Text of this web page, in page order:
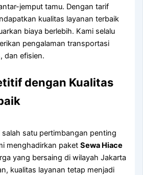
jemput tamu. Dengan tarif
kualitas layanan terbaik
biaya berlebih. Kami selalu
pengalaman transportasi
dan efisien.
dengan Kualitas
satu pertimbangan penting
menghadirkan paketSewa Hiace
yang bersaing di wilayah Jakarta
kualitas layanan tetap menjadi